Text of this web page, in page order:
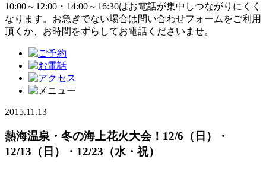
10:00～12:00・14:00～16:30はお電話が集中しつながりにくく
なります。お急ぎでない場合は問い合わせフォームをご利用
頂くか、お時間をずらしてお電話くださいませ。
2015.11.13
熱海温泉・冬の海上花火大会！12/6（日）・
12/13（日）・12/23（水・祝）